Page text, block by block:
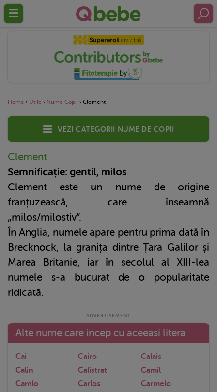
Home › Utile › Nume Copii › Clement
Vezi categorii nume de copii
Clement
Semnificație: gentil, milos
Clement este un nume de origine
franțuzească, care înseamnă
„milos/milostiv”.
În Anglia, numele apare pentru prima dată în
Brecknock, la granița dintre Țara Galilor și
Marea Britanie, iar în secolul al XIII-lea
numele s-a bucurat de o popularitate
ridicată.
Alte nume care incep cu aceeasi litera
Cai Cairo
Calais
Calin
Calistrat
Camil
Camlo
Carlos
Carmelo